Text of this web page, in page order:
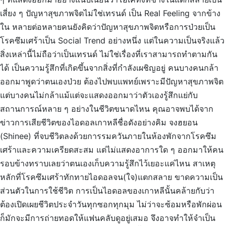
เสี่ยง ๆ ปัญหาสุขภาพจิตไม่ใช่เทรนด์ เป็น Real Feeling จากข้าง
ใน หลายต่อหลายคนยังคิดว่าปัญหาสุขภาพจิตหรือการป่วยเป็น
โรคซึมเศร้าเป็น Social Trend อย่างหนึ่ง แต่ในความเป็นจริงแล้ว
สิ่งเหล่านี้ไม่ถือว่าเป็นเทรนด์ ไม่ใช่เรื่องที่เราสามารถทำตามกัน
ได้ เป็นความรู้สึกที่เกิดขึ้นจากสิ่งที่กำลังเผชิญอยู่ คนบางคนกล้า
ออกมาพูดว่าตนเองป่วย ต้องไปพบแพทย์เพราะมีปัญหาสุขภาพจิต
แต่บางคนไม่กล้าแม้แต่จะแสดงออกมาว่าตัวเองรู้สึกแย่กับ
สถานการณ์หลาย ๆ อย่างในชีวิตขนาดไหน คุณอาจพบได้จาก
ข่าวการเสียชีวิตของไอดอลเกาหลีชื่อดังอย่างคิม จงฮยอน
(Shinee) ที่จบชีวิตลงด้วยการรมควันภายในห้องพักจากโรคซึม
เศร้าและความเครียดสะสม แต่ไม่แสดงอาการใด ๆ ออกมาให้คน
รอบข้างทราบเลยว่าตนเองเก็บความรู้สึกไว้เยอะแค่ไหน สาเหตุ
หลักที่โรคซึมเศร้าทักทายไอดอลจน(ใจ)แตกสลาย ขาดความเป็น
ส่วนตัวในการใช้ชีวิต การเป็นไอดอลของเกาหลีนั้นคล้ายกับว่า
ต้องเปิดเผยชีวิตประจำวันทุกซอกทุกมุม ไม่ว่าจะซ้อมหรือพักผ่อน
ก็มักจะมีการถ่ายทอดให้แฟนคลับดูอยู่เสมอ จึงอาจทำให้จำเป็น